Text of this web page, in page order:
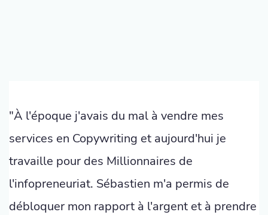
"À l'époque j'avais du mal à vendre mes
services en Copywriting et aujourd'hui je
travaille pour des Millionnaires de
l'infopreneuriat. Sébastien m'a permis de
débloquer mon rapport à l'argent et à prendre